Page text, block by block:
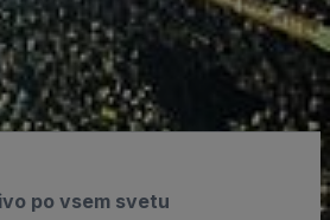
po vsem svetu